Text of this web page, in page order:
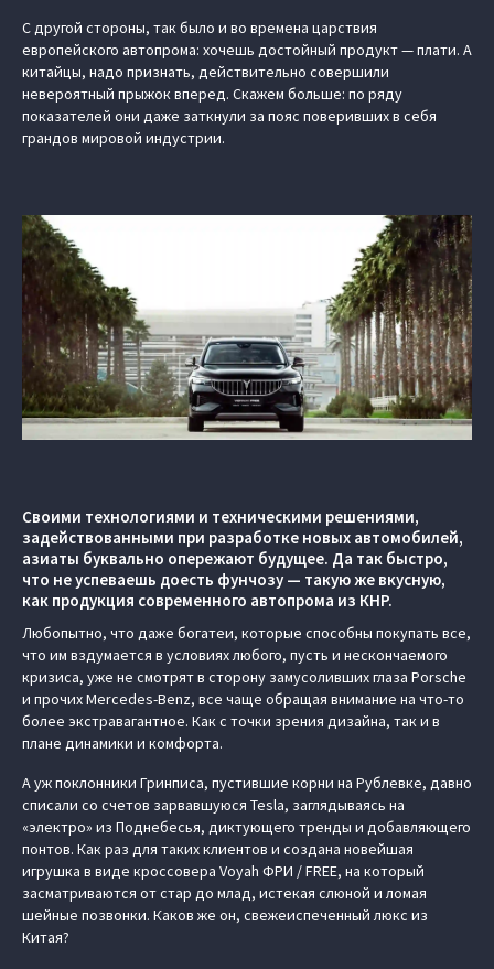
С другой стороны, так было и во времена царствия
европейского автопрома: хочешь достойный продукт — плати. А
китайцы, надо признать, действительно совершили
невероятный прыжок вперед. Скажем больше: по ряду
показателей они даже заткнули за пояс поверивших в себя
грандов мировой индустрии.
Своими технологиями и техническими решениями,
задействованными при разработке новых автомобилей,
азиаты буквально опережают будущее. Да так быстро,
что не успеваешь доесть фунчозу — такую же вкусную,
как продукция современного автопрома из КНР.
Любопытно, что даже богатеи, которые способны покупать все,
что им вздумается в условиях любого, пусть и нескончаемого
кризиса, уже не смотрят в сторону замусоливших глаза Porsche
и прочих Mercedes-Benz, все чаще обращая внимание на что-то
более экстравагантное. Как с точки зрения дизайна, так и в
плане динамики и комфорта.
А уж поклонники Гринписа, пустившие корни на Рублевке, давно
списали со счетов зарвавшуюся Tesla, заглядываясь на
«электро» из Поднебесья, диктующего тренды и добавляющего
понтов. Как раз для таких клиентов и создана новейшая
игрушка в виде кроссовера Voyah ФРИ / FREE, на который
засматриваются от стар до млад, истекая слюной и ломая
шейные позвонки. Каков же он, свежеиспеченный люкс из
Китая?